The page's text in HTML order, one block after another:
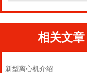
相关文章
新型离心机介绍